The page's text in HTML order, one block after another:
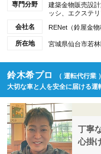
専門分野
建築金物販売設
ッシ、エクステ
会社名
RENet（鈴屋金物
所在地 宮城県仙台市若
鈴木希プロ
（ 運転代行業 ）
大切な車と人を安全に届ける運
丁寧
心掛